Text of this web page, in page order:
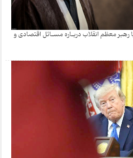
معظم انقلاب دربـاره مسـائل اقتصادی و